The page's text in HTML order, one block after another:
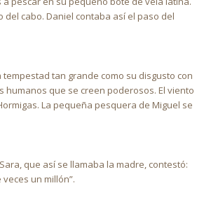
cabo. Daniel contaba así el paso del
tan grande como su disgusto con
humanos que se creen poderosos. El viento
La pequeña pesquera de Miguel se
que así se llamaba la madre, contestó:
un millón”.